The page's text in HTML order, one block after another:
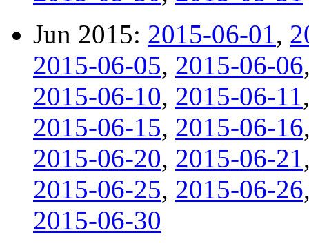
Jun 2015: 2015-06-01,
2015-06-05, 2015-06-06
2015-06-10, 2015-06-11
2015-06-15, 2015-06-16
2015-06-20, 2015-06-21
2015-06-25, 2015-06-26
2015-06-30